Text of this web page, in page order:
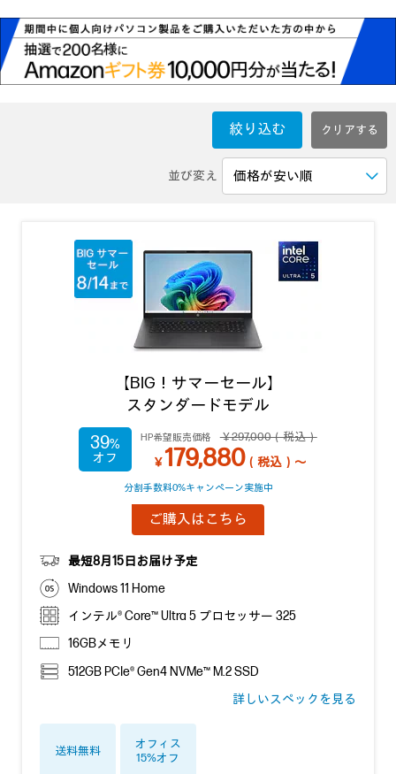
絞り込む
並び変え
【BIG！サマーセール】
スタンダードモデル
39 HP希望販売価格 ￥297,000（税込）
￥179,880（税込）～
分割手数料0%キャンペーン実施中
ご購入はこちら
最短8月15日お届け予定
Windows 11 Home
インテル® Core™ Ultra 5 プロセッサー 325
16GBメモリ
512GB PCIe® Gen4 NVMe™ M.2 SSD
詳しいスペックを見る
送料無料
オフィス
15%オフ